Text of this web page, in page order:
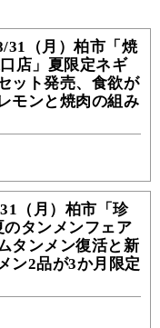
31（月）柏市「焼
店」夏限定ネギ
ット発売、食欲が
モンと焼肉の組み
（月）柏市「珍
タンメンフェア
タンメン復活と新
ン2品が3か月限定